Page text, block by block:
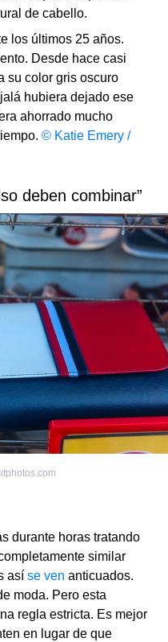
de cabello.
los últimos 25 años.
Desde hace casi
su color gris oscuro
hubiera dejado ese
ahorrado mucho
© Katie Emery /
deben combinar”
durante horas tratando
similar
así se ven anticuados.
moda. Pero esta
regla estricta. Es mejor
en lugar de que